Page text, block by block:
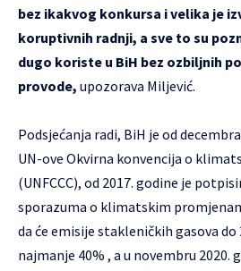
bez ikakvog konkursa i velika je
koruptivnih radnji, a sve to su
dugo koriste u BiH bez ozbiljnih
provode, upozorava Miljević.
Podsjećanja radi, BiH je od
UN-ove Okvirna konvencija o
(UNFCCC), od 2017. godine je
sporazuma o klimatskim
da će emisije stakleničkih gasova do
najmanje 40% , a u novembru 2020.